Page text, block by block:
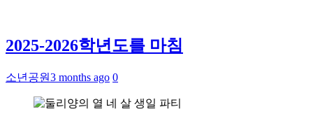
2025-2026학년도를 마침
소년공원3 months ago 0